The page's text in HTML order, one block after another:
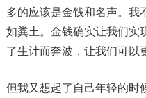
多的应该是金钱和名声。我
如粪土。金钱确实让我们实
了生计而奔波，让我们可以
但我又想起了自己年轻的时